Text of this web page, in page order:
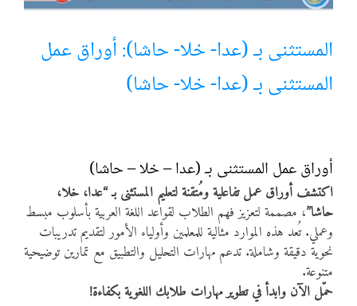
أنواع الموارد
الألعاب التفاعلية
المستثنى بـ (عدا- خلا- حاشا): أوراق عمل
المستثنى بـ (عدا- خلا- حاشا)
أوراق عمل المستثنى بـ (عدا – خلا – حاشا)
اكتشف أوراق عمل تفاعلية ومُتقنة لتعليم المستثنى بـ “عدا، خلا،
حاشا”، مصممة لتعزيز فهم الطلاب لقواعد اللغة العربية بأسلوب مبسط
وعملي. تُعد هذه الموارد مثالية للمعلمين وأولياء الأمور لتقديم تدريبات
نحوية دقيقة وشاملة. تدعم مهارات التحليل والتطبيق مع تمارين توضيحية
متنوعة.
حمّل الآن وابدأ في تطوير مهارات طلابك اللغوية بكفاءة!